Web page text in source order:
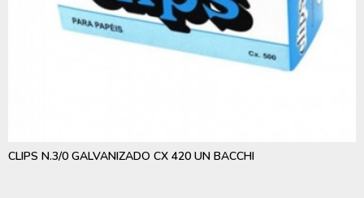
CLIPS N.3/0 GALVANIZADO CX 420 UN BACCHI